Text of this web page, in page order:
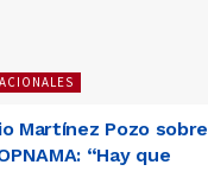
Martínez Pozo sobre
“Hay que